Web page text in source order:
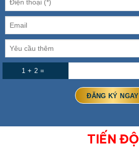
1 + 2 =
TIẾN ĐỘ